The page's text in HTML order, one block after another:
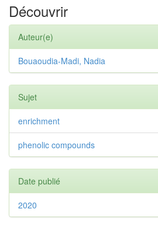
Découvrir
Auteur(e)
Bouaoudia-Madi, Nadia
Sujet
enrichment
phenolic compounds
Date publié
2020